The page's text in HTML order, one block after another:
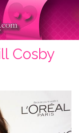
Cosby